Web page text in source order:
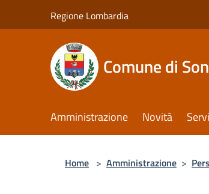
Regione Lombardia
Comune di
Amministrazione Novità
Home > Amministrazione >